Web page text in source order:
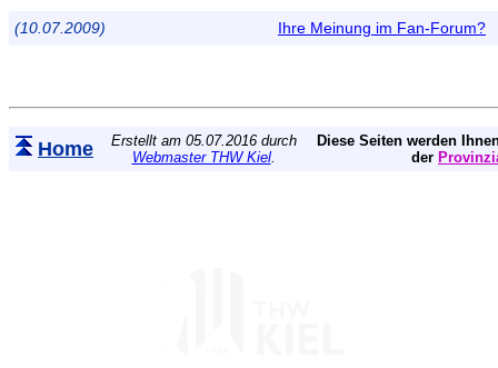
(10.07.2009) Ihre Meinung im Fan-Forum?
Home
Erstellt am 05.07.2016 durch
Webmaster THW Kiel.
Diese Seiten werden
der